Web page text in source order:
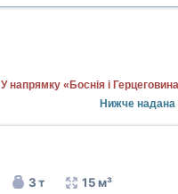
У напрямку «Боснія і
Нижче надана
3 т 15 м³